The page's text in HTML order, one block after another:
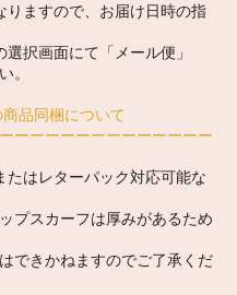
りますので、お届け日時の指
択画面にて「メール便」
。
品同梱について
ーーーーーーーーーーーーー
たはレターパック対応可能な
プスカーフは厚みがあるため
できかねますのでご了承くだ